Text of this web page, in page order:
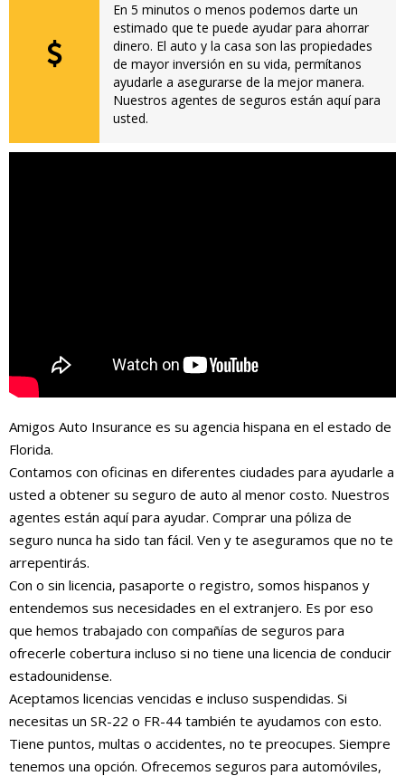
En 5 minutos o menos podemos darte un
estimado que te puede ayudar para ahorrar
dinero. El auto y la casa son las propiedades
de mayor inversión en su vida, permítanos
ayudarle a asegurarse de la mejor manera.
Nuestros agentes de seguros están aquí para
usted.
Amigos Auto Insurance es su agencia hispana en el estado de
Florida.
Contamos con oficinas en diferentes ciudades para ayudarle a
usted a obtener su seguro de auto al menor costo. Nuestros
agentes están aquí para ayudar. Comprar una póliza de
seguro nunca ha sido tan fácil. Ven y te aseguramos que no te
arrepentirás.
Con o sin licencia, pasaporte o registro, somos hispanos y
entendemos sus necesidades en el extranjero. Es por eso
que hemos trabajado con compañías de seguros para
ofrecerle cobertura incluso si no tiene una licencia de conducir
estadounidense.
Aceptamos licencias vencidas e incluso suspendidas. Si
necesitas un SR-22 o FR-44 también te ayudamos con esto.
Tiene puntos, multas o accidentes, no te preocupes. Siempre
tenemos una opción. Ofrecemos seguros para automóviles,